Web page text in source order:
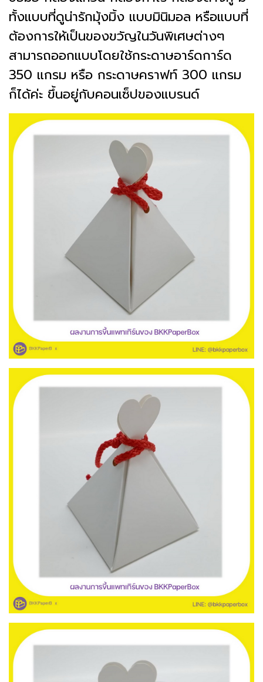
ทั้งแบบที่ดูน่ารักมุ้งมิ้ง แบบมินิมอล หรือแบบที่
ต้องการให้เป็นของขวัญในวันพิเศษต่างๆ
สามารถออกแบบโดยใช้กระดาษอาร์ดการ์ด
350 แกรม หรือ กระดาษคราฟท์ 300 แกรม
ก็ได้ค่ะ ขึ้นอยู่กับคอนเซ็ปของแบรนด์